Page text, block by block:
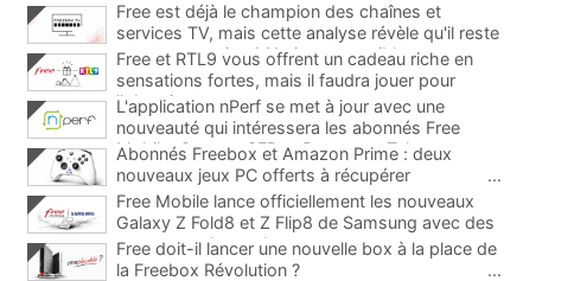
Free est déjà le champion des chaînes et
services TV, mais cette analyse révèle qu'il reste
encore au moins 141 ajouts possibles
Free et RTL9 vous offrent un cadeau riche en
sensations fortes, mais il faudra jouer pour
l'obtenir
L'application nPerf se met à jour avec une
nouveauté qui intéressera les abonnés Free
Mobile, Orange, SFR et Bouygues Telecom
Abonnés Freebox et Amazon Prime : deux
nouveaux jeux PC offerts à récupérer
...
Free Mobile lance officiellement les nouveaux
Galaxy Z Fold8 et Z Flip8 de Samsung avec des
promos et des cadeaux
...
Free doit-il lancer une nouvelle box à la place de
la Freebox Révolution ?
...